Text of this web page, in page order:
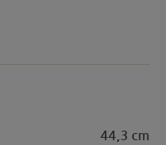
44,3 cm